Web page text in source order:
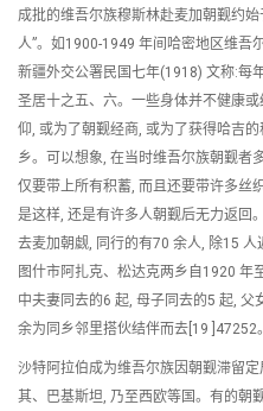
成批的维吾尔族穆斯林赴麦加朝觐约
人”。如1900-1949 年间哈密地区维吾
新疆外交公署民国七年(1918) 文称:每
圣居十之五、六。一些身体并不健康
仰, 或为了朝觐经商, 或为了获得哈吉
乡。可以想象, 在当时维吾尔族朝觐者
仅要带上所有积蓄, 而且还要带许多丝
是这样, 还是有许多人朝觐后无力返回
去麦加朝觑, 同行的有70 余人, 除15
图什市阿扎克、松达克两乡自1920 年
中夫妻同去的6 起, 母子同去的5 起, 父
余为同乡邻里搭伙结伴而去[19 ]47252。
沙特阿拉伯成为维吾尔族因朝觐滞留
其、巴基斯坦, 乃至西欧等国。有的朝